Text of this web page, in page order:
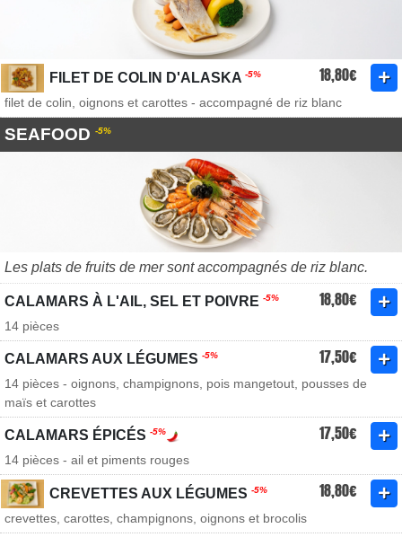
FILET DE COLIN D'ALASKA -5% 18,80€
filet de colin, oignons et carottes - accompagné de riz blanc
SEAFOOD -5%
Les plats de fruits de mer sont accompagnés de riz blanc.
CALAMARS À L'AIL, SEL ET POIVRE -5% 18,80€
14 pièces
CALAMARS AUX LÉGUMES -5% 17,50€
14 pièces - oignons, champignons, pois mangetout, pousses de
maïs et carottes
CALAMARS ÉPICÉS -5% 17,50€
14 pièces - ail et piments rouges
CREVETTES AUX LÉGUMES -5% 18,80€
crevettes, carottes, champignons, oignons et brocolis